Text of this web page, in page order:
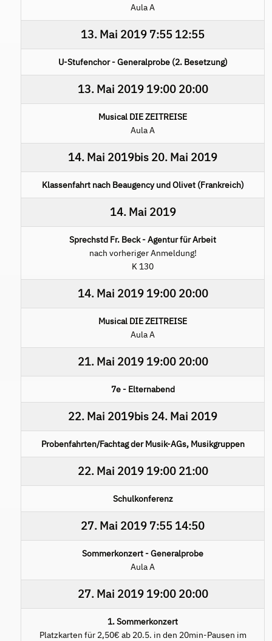
Aula A
13. Mai 2019 7:55 12:55
U-Stufenchor - Generalprobe (2. Besetzung)
13. Mai 201919:00 20:00
Musical DIE ZEITREISE
Aula A
14. Mai 2019bis 20. Mai 2019
Klassenfahrt nach Beaugency und Olivet (Frankreich)
14. Mai 2019
Sprechstd Fr. Beck - Agentur für Arbeit
nach vorheriger Anmeldung!
K 130
14. Mai 201919:00 20:00
Musical DIE ZEITREISE
Aula A
21. Mai 201919:00 20:00
7e - Elternabend
22. Mai 2019bis 24. Mai 2019
Probenfahrten/Fachtag der Musik-AGs, Musikgruppen
22. Mai 201919:00 21:00
Schulkonferenz
27. Mai 2019 7:55 14:50
Sommerkonzert - Generalprobe
Aula A
27. Mai 201919:00 20:00
1. Sommerkonzert
Platzkarten für 2,50€ ab 20.5. in den 20min-Pausen im